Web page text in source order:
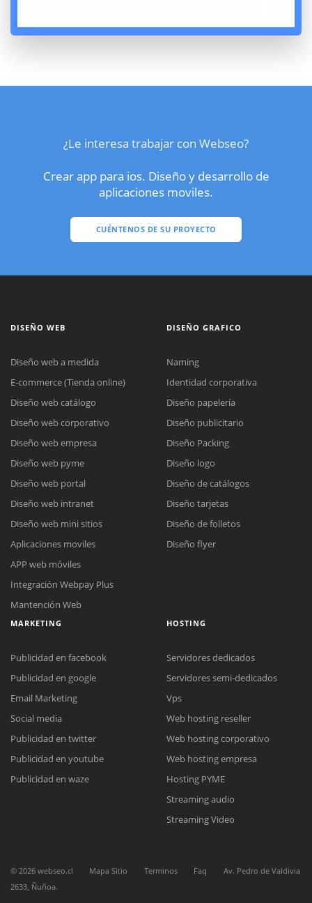
¿Le interesa trabajar con Webseo?
Crear app para ios. Diseño y desarrollo de
aplicaciones moviles.
CUÉNTENOS DE SU PROYECTO
Reunión online
Nuestros ejecutivos le enviarán un correo electrónico con el enlace a
Meet para la reunión online.
Cotización
Chat Online
Todos nuestros ejecutivos están fuera de línea. Complete el formulario
DISEÑO WEB
Diseño web a medida
E-commerce (Tienda online)
Diseño web catálogo
Diseño web corporativo
Diseño web empresa
Diseño web pyme
Diseño web portal
Diseño web intranet
Diseño web mini sitios
Aplicaciones moviles
APP web móviles
Integración Webpay Plus
Mantención Web
DISEÑO GRAFICO
Naming
Identidad corporativa
Diseño papelería
Diseño publicitario
Diseño Packing
Diseño logo
Diseño de catálogos
Diseño tarjetas
Diseño de folletos
Diseño flyer
MARKETING
Publicidad en facebook
Publicidad en google
Email Marketing
Social media
Publicidad en twitter
Publicidad en youtube
Publicidad en waze
HOSTING
Servidores dedicados
Servidores semi-dedicados
Vps
Web hosting reseller
Web hosting corporativo
Web hosting empresa
Hosting PYME
Streaming audio
Streaming Video
© 2026 webseo.cl Mapa Sitio Terminos Faq
Av. Pedro de Valdivia
2633, Ñuñoa.